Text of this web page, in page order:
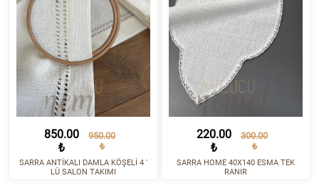
850.00
₺
950.00
₺
SARRA ANTİKALI DAMLA KÖŞELİ 4 '
LÜ SALON TAKIMI
220.00
₺
300.00
₺
SARRA HOME 40X140 ESMA TEK
RANIR